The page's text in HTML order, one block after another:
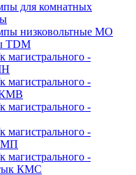
для комнатных
низковольтные МО
TDM
магистрального -
магистрального -
КМВ
магистрального -
магистрального -
магистрального -
КМС